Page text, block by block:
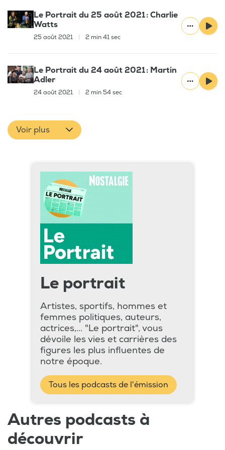
Le Portrait du 25 août 2021 : Charlie
Watts
25 août 2021 2 min 41 sec
Le Portrait du 24 août 2021 : Martin
Adler
24 août 2021 2 min 54 sec
Voir plus
Le portrait
Artistes, sportifs, hommes et
femmes politiques, auteurs,
actrices,... "Le portrait", vous
dévoile les vies et carrières des
figures les plus influentes de
notre époque.
Tous les podcasts de l'émission
Autres podcasts à
découvrir